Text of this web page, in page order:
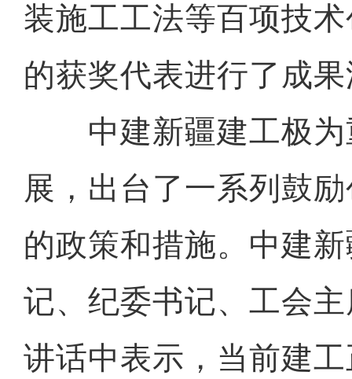
装施工工法等百项技
的获奖代表进行了成
中建新疆建工极为
展，出台了一系列鼓
的政策和措施。中建
记、纪委书记、工会
讲话中表示，当前建